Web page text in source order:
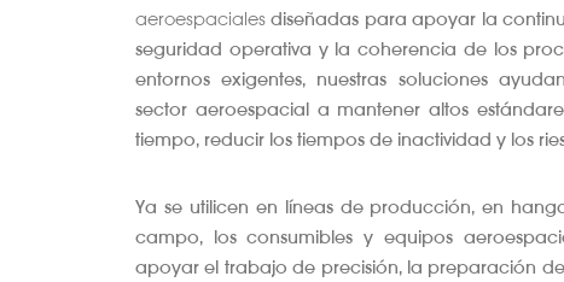
aeroespaciales diseñadas para apoyar la
seguridad operativa y la coherencia de los
entornos exigentes, nuestras soluciones
sector aeroespacial a mantener altos
tiempo, reducir los tiempos de inactividad y los
Ya se utilicen en líneas de producción, en
campo, los consumibles y equipos
apoyar el trabajo de precisión, la preparación